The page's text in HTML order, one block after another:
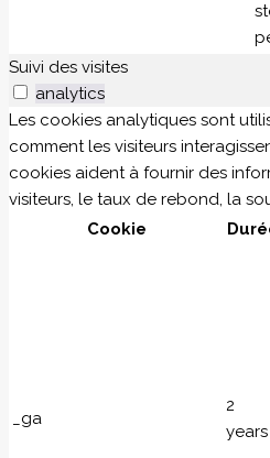
Suivi des visites
analytics
Les cookies analytiques sont
comment les visiteurs
cookies aident à fournir des
visiteurs, le taux de rebond, la
Cookie
_ga
2
years